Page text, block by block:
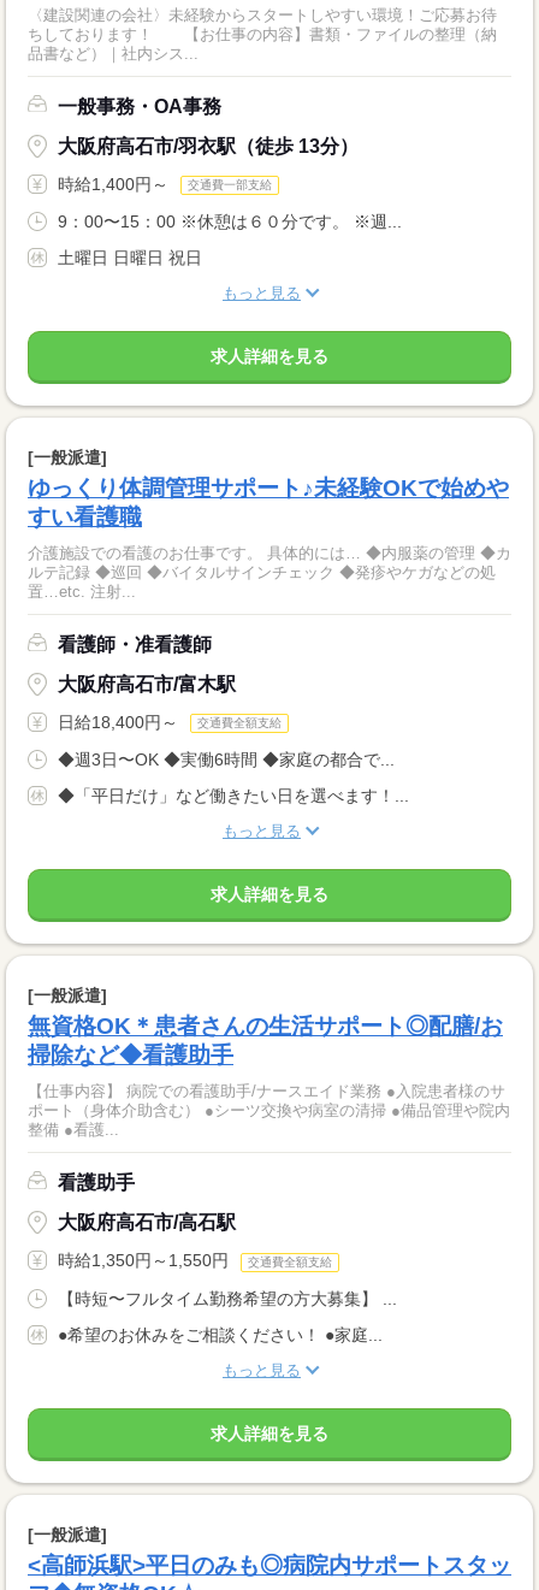
〈建設関連の会社〉未経験からスタートしやすい環境！ご応募お待
ちしております！ 【お仕事の内容】書類・ファイルの整理（納
品書など）｜社内シス...
一般事務・OA事務
大阪府高石市/羽衣駅（徒歩 13分）
時給1,400円～ 交通費一部支給
9：00〜15：00 ※休憩は６０分です。 ※週...
土曜日 日曜日 祝日
もっと見る
求人詳細を見る
[一般派遣]
ゆっくり体調管理サポート♪未経験OKで始めや
すい看護職
介護施設での看護のお仕事です。 具体的には… ◆内服薬の管理 ◆カ
ルテ記録 ◆巡回 ◆バイタルサインチェック ◆発疹やケガなどの処
置…etc. 注射...
看護師・准看護師
大阪府高石市/富木駅
日給18,400円～ 交通費全額支給
◆週3日〜OK ◆実働6時間 ◆家庭の都合で...
◆「平日だけ」など働きたい日を選べます！...
もっと見る
求人詳細を見る
[一般派遣]
無資格OK＊患者さんの生活サポート◎配膳/お
掃除など◆看護助手
【仕事内容】 病院での看護助手/ナースエイド業務 ●入院患者様のサ
ポート（身体介助含む） ●シーツ交換や病室の清掃 ●備品管理や院内
整備 ●看護...
看護助手
大阪府高石市/高石駅
時給1,350円～1,550円 交通費全額支給
【時短〜フルタイム勤務希望の方大募集】 ...
●希望のお休みをご相談ください！ ●家庭...
もっと見る
求人詳細を見る
[一般派遣]
<高師浜駅>平日のみも◎病院内サポートスタッ